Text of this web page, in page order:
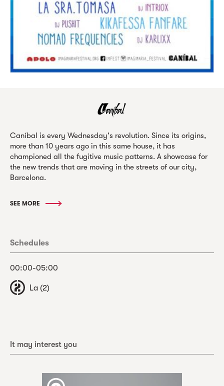
Caníbal is every Wednesday's revolution. Since its origins,
more than 10 years ago in this same house, it has
championed all the fugitive music patterns. A showcase for
the new trends that are moving in the streets of our city,
Barcelona.
SEE MORE
Schedules
00:00-05:00
La (2)
It may interest you